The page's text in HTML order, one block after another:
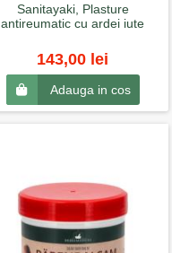
Sanitayaki, Plasture
antireumatic cu ardei iute
143,00 lei
Adauga in cos